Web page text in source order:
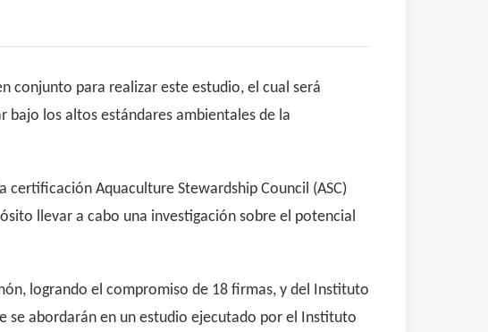
conjunto para realizar este estudio, el cual será
bajo los altos estándares ambientales de la
Aquaculture Stewardship Council (ASC)
llevar a cabo una investigación sobre el potencial
logrando el compromiso de 18 firmas, y del Instituto
se abordarán en un estudio ejecutado por el Instituto